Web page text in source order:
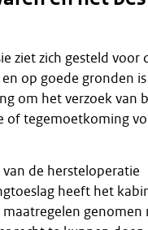
ziet zich gesteld voor
en op goede gronden
om het verzoek van
of tegemoetkoming
de hersteloperatie
heeft het
genomen